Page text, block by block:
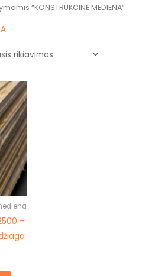
“KONSTRUKCINĖ MEDIENA”
–